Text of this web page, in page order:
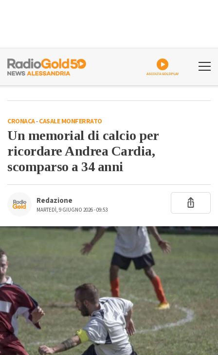
ASCOLTA GOLDPLAY
CRONACA-CASALE MONFERRATO
Un memorial di calcio per
ricordare Andrea Cardia,
scomparso a 34 anni
Redazione
MARTEDÌ, 9 GIUGNO 2026 - 09:53